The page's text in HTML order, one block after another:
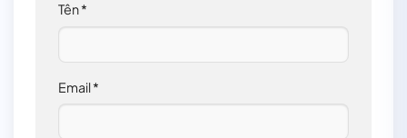
Tên*
Email*